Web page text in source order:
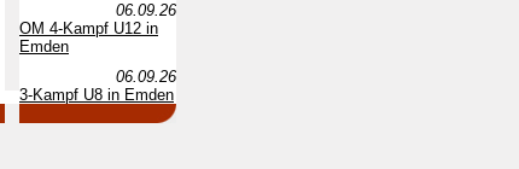
06.09.26
OM 4-Kampf U12 in
Emden
06.09.26
3-Kampf U8 in Emden